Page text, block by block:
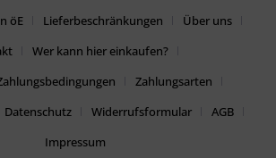
öE
Lieferbeschränkungen
Über uns
Wer kann hier einkaufen?
Zahlungsarten
Datenschutz Widerrufsformular
AGB
Impressum